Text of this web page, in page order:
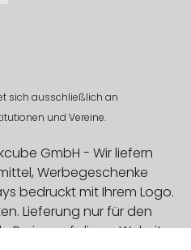
sich ausschließlich an
und Vereine.
GmbH - Wir liefern
Werbegeschenke
bedruckt mit Ihrem Logo.
Lieferung nur für den
Preise auf dieser Website